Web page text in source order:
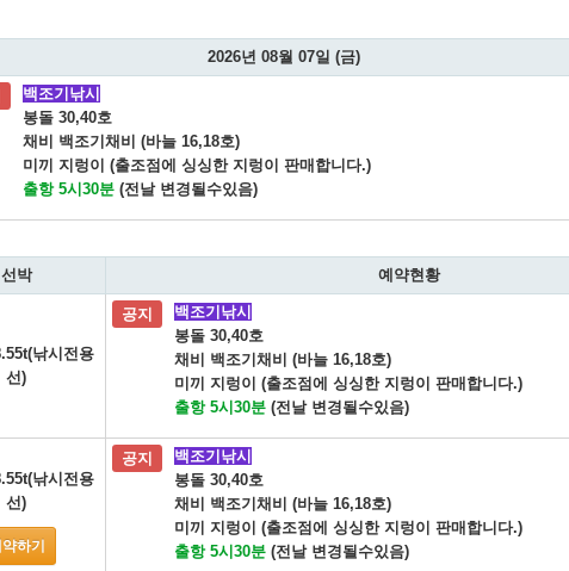
2026년 08월 07일 (금)
백조기낚시
봉돌 30,40호
채비 백조기채비 (바늘 16,18호)
미끼 지렁이 (출조점에 싱싱한 지렁이 판매합니다.)
출항 5시30분 (전날 변경될수있음)
선박 예약현황
낚시전용
선)
공지
백조기낚시
봉돌 30,40호
채비 백조기채비 (바늘 16,18호)
미끼 지렁이 (출조점에 싱싱한 지렁이 판매합니다.)
출항 5시30분 (전날 변경될수있음)
낚시전용
선)
하기
공지
백조기낚시
봉돌 30,40호
채비 백조기채비 (바늘 16,18호)
미끼 지렁이 (출조점에 싱싱한 지렁이 판매합니다.)
출항 5시30분 (전날 변경될수있음)